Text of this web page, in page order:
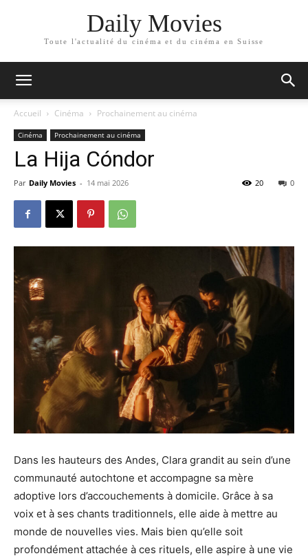
Daily Movies
Toute l'actualité du cinéma et du cinéma en Suisse
Accueil Cinéma Prochainement au cinéma
Cinéma Prochainement au cinéma
La Hija Cóndor
Par Daily Movies - 14 mai 2026 0
20
Dans les hauteurs des Andes, Clara grandit au sein d’une
communauté autochtone et accompagne sa mère
adoptive lors d’accouchements à domicile. Grâce à sa
voix et à ses chants traditionnels, elle aide à mettre au
monde de nouvelles vies. Mais bien qu’elle soit
profondément attachée à ces rituels, elle aspire à une vie